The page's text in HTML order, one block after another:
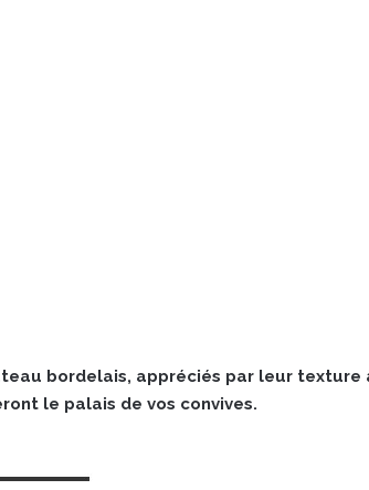
bordelais, appréciés par leur
le palais de vos convives.